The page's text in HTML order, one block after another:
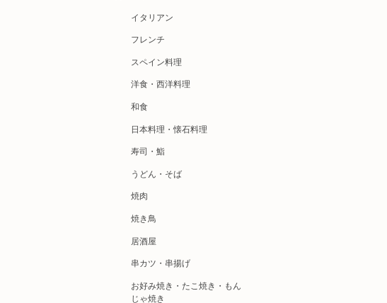
イタリアン
フレンチ
スペイン料理
洋食・西洋料理
和食
日本料理・懐石料理
寿司・鮨
うどん・そば
焼肉
焼き鳥
居酒屋
串カツ・串揚げ
お好み焼き・たこ焼き・もん
じゃ焼き